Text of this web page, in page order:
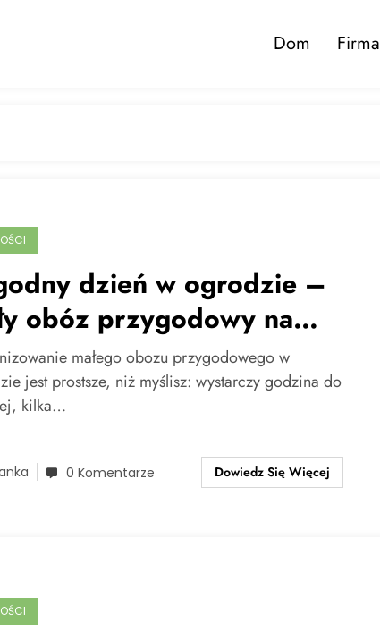
Dom Firma
dzień w ogrodzie –
obóz przygodowy na
domu
małego obozu przygodowego w
jest prostsze, niż myślisz: wystarczy godzina do
kilka…
0 Komentarze Dowiedz Się Więcej